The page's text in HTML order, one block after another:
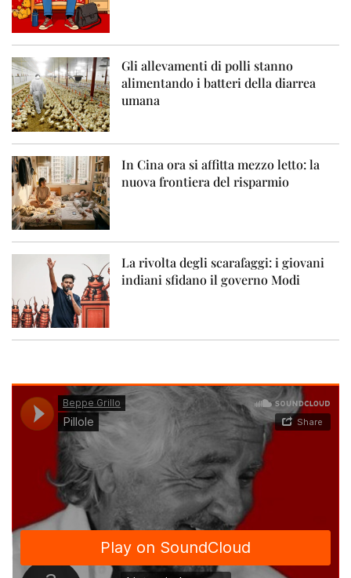
Gli allevamenti di polli stanno
alimentando i batteri della diarrea
umana
In Cina ora si affitta mezzo letto: la
nuova frontiera del risparmio
La rivolta degli scarafaggi: i giovani
indiani sfidano il governo Modi